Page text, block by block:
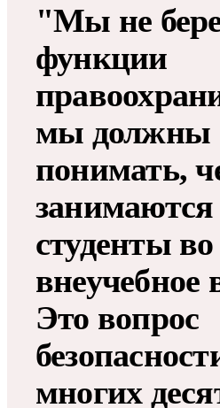
"Мы не
функции
мы должны
понимать,
студенты во
внеучебное
Это вопрос
многих